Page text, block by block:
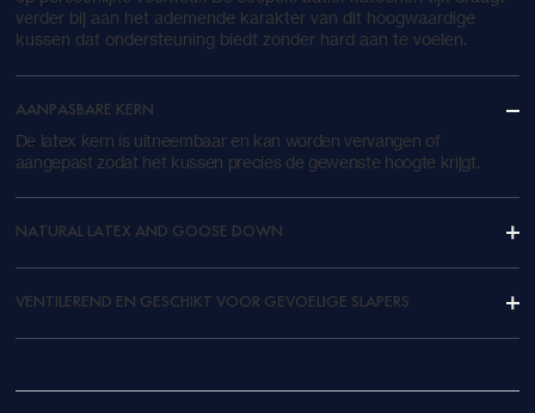
verder bij aan het ademende karakter van dit hoogwaardige
kussen dat ondersteuning biedt zonder hard aan te voelen.
AANPASBARE KERN
De latex kern is uitneembaar en kan worden vervangen of
aangepast zodat het kussen precies de gewenste hoogte krijgt.
NATURAL LATEX AND GOOSE DOWN
VENTILEREND EN GESCHIKT VOOR GEVOELIGE SLAPERS